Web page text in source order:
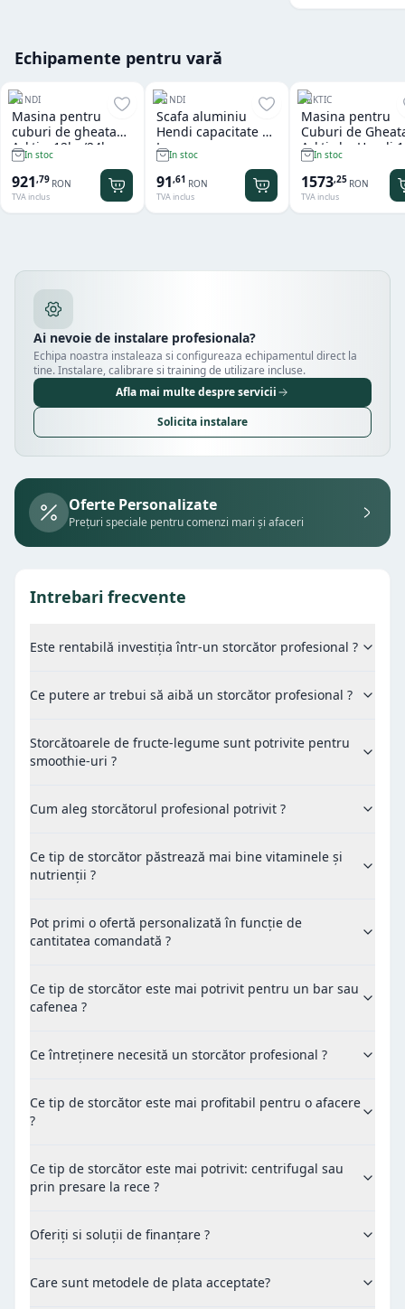
Echipamente pentru vară
HENDI
Masina pentru
cuburi de gheata
Arktic, 12kg/24h
In stoc
921,79 RON
TVA inclus
HENDI
Scafa aluminiu
Hendi capacitate 2
L In stoc
91,61 RON
TVA inclus
ARKTIC
Masina pentru
Cuburi de
Arktic by Hendi
kgIn stoc
1573,25 RON
TVA inclus
Ai nevoie de instalare profesionala?
Echipa noastra instaleaza si configureaza echipamentul direct la
tine. Instalare, calibrare si training de utilizare incluse.
Afla mai multe despre servicii
Solicita instalare
Oferte Personalizate
Prețuri speciale pentru comenzi mari și afaceri
Intrebari frecvente
Este rentabilă investiția într-un storcător profesional ?
Ce putere ar trebui să aibă un storcător profesional ?
Storcătoarele de fructe-legume sunt potrivite pentru
smoothie-uri ?
Cum aleg storcătorul profesional potrivit ?
Ce tip de storcător păstrează mai bine vitaminele și
nutrienții ?
Pot primi o ofertă personalizată în funcție de
cantitatea comandată ?
Ce tip de storcător este mai potrivit pentru un bar sau
cafenea ?
Ce întreținere necesită un storcător profesional ?
Ce tip de storcător este mai profitabil pentru o afacere
?
Ce tip de storcător este mai potrivit: centrifugal sau
prin presare la rece ?
Oferiți si soluții de finanțare ?
Care sunt metodele de plata acceptate?